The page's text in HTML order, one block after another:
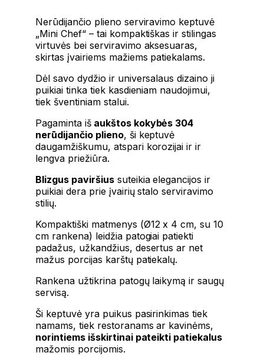
Nerūdijančio plieno serviravimo keptuvė
„Mini Chef“ – tai kompaktiškas ir stilingas
virtuvės bei serviravimo aksesuaras,
skirtas įvairiems mažiems patiekalams.
Dėl savo dydžio ir universalaus dizaino ji
puikiai tinka tiek kasdieniam naudojimui,
tiek šventiniam stalui.
Pagaminta išaukštos kokybės 304
nerūdijančio plieno, ši keptuvė
daugamžiškumu, atspari korozijai ir ir
lengva priežiūra.
Blizgus paviršiussuteikia elegancijos ir
puikiai dera prie įvairių stalo serviravimo
stilių.
Kompaktiški matmenys (Ø12 x 4 cm, su 10
cm rankena) leidžia patogiai patiekti
padažus, užkandžius, desertus ar net
mažus porcijas karštų patiekalų.
Rankena užtikrina patogų laikymą ir saugų
servisą.
Ši keptuvė yra puikus pasirinkimas tiek
namams, tiek restoranams ar kavinėms,
norintiems išskirtinai pateikti patiekalus
mažomis porcijomis.